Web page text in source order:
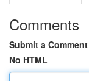
Comments
Submit a Comment
No HTML